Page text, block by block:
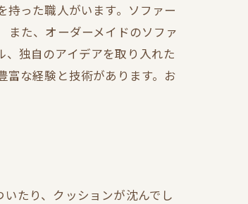
った職人がいます。ソファー
また、オーダーメイドのソファ
独自のアイデアを取り入れた
富な経験と技術があります。お
たり、クッションが沈んでし